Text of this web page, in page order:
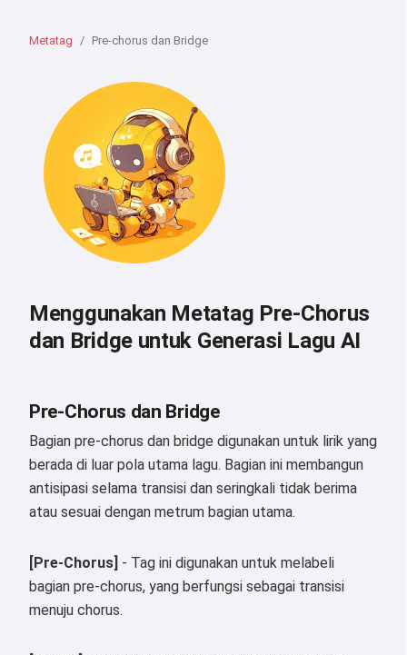
Metatag Pre-chorus dan Bridge
Menggunakan Metatag Pre-Chorus
dan Bridge untuk Generasi Lagu AI
Pre-Chorus dan Bridge
Bagian pre-chorus dan bridge digunakan untuk lirik yang
berada di luar pola utama lagu. Bagian ini membangun
antisipasi selama transisi dan seringkali tidak berima
atau sesuai dengan metrum bagian utama.
[Pre-Chorus] - Tag ini digunakan untuk melabeli
bagian pre-chorus, yang berfungsi sebagai transisi
menuju chorus.